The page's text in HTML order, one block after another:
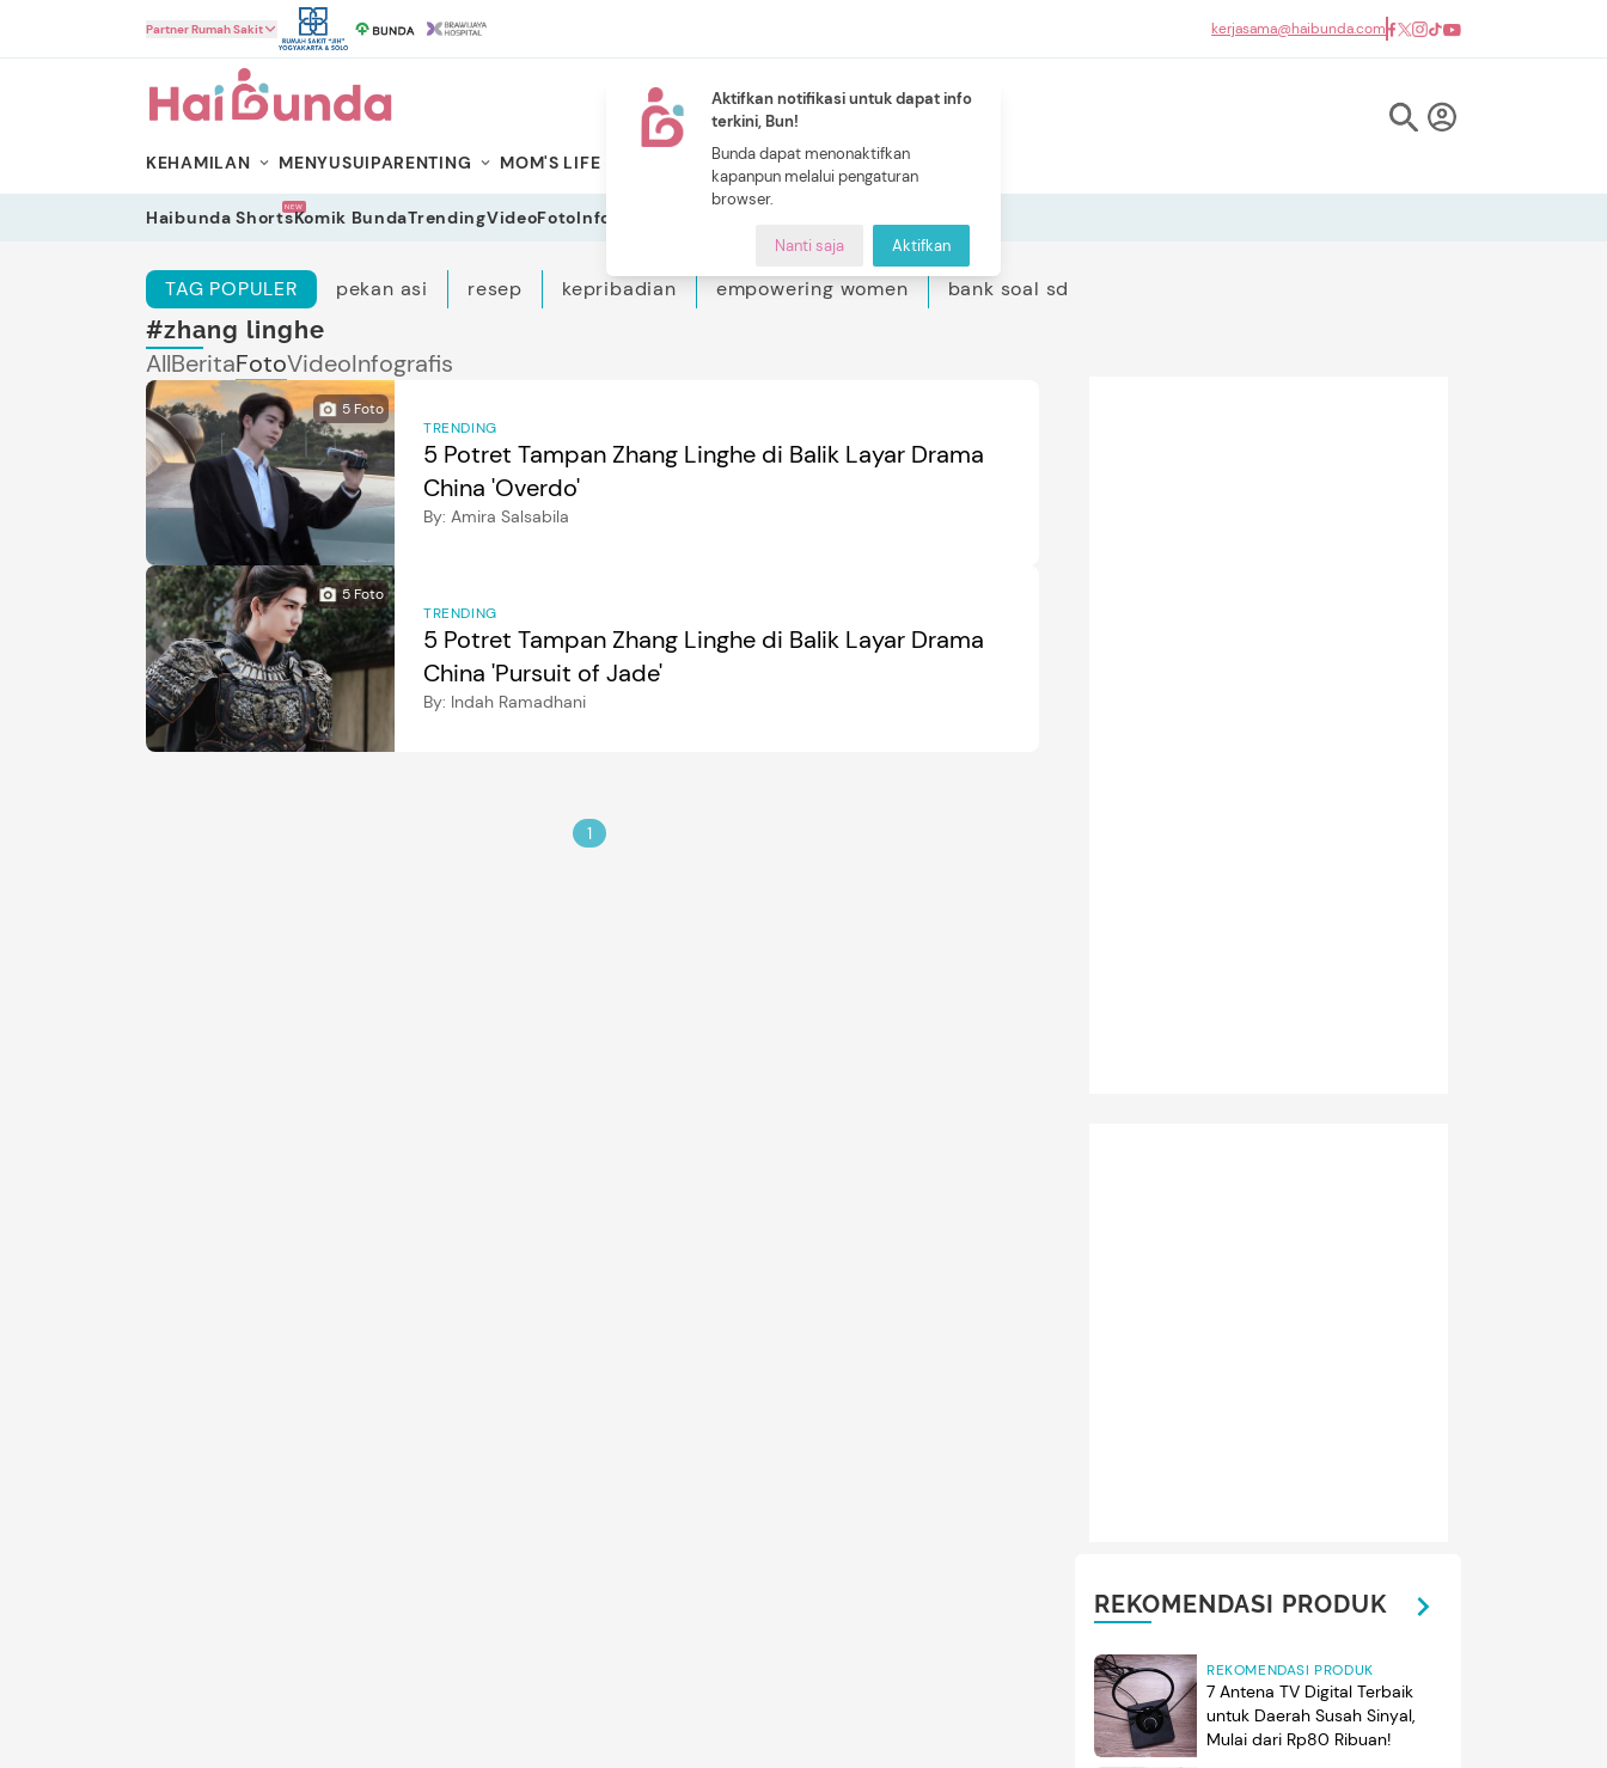
Aktifkan notifikasi untuk dapat info
terkini, Bun!
Bunda dapat menonaktifkan
kapanpun melalui pengaturan
browser.
Nanti saja Aktifkan
Partner Rumah Sakit kerjasama@haibunda.com
KEHAMILAN MENYUSUIPARENTING MOM'S LIFE PILIHAN BUNDA
NEW
CERITA BUNDA
Haibunda ShortsNEWKomik BundaTrendingVideoFotoInfografis
TAG POPULER pekan asi resep kepribadian empowering women bank soal sd
#zhang linghe
AllBeritaFotoVideoInfografis
5Foto
TRENDING
5 Potret Tampan Zhang Linghe di Balik Layar Drama
China 'Overdo'
By: Amira Salsabila
5Foto
TRENDING
5 Potret Tampan Zhang Linghe di Balik Layar Drama
China 'Pursuit of Jade'
By: Indah Ramadhani
1
REKOMENDASI PRODUK
REKOMENDASI PRODUK
7 Antena TV Digital Terbaik
untuk Daerah Susah Sinyal,
Mulai dari Rp80 Ribuan!